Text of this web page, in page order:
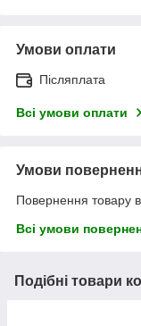
Умови оплати
Післяплата
Всі умови оплати
Умови
Повернення товару
Всі умови
Подібні товари